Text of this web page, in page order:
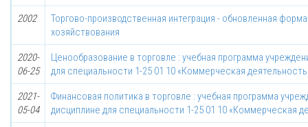
2002
Торгово-производственная интеграция - обновленная
хозяйствования
2020-
06-25
Ценообразование в торговле : учебная программа
для специальности 1-25 01 10 «Коммерческая
2021-
05-04
Финансовая политика в торговле : учебная программа
дисциплине для специальности 1-25 01 10 «Коммерческая